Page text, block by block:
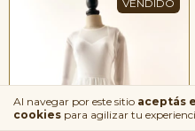
Al navegar por este sitio aceptás
cookies para agilizar tu